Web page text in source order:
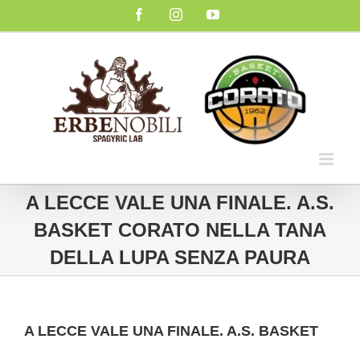
FacebookInstagramYouTube
A LECCE VALE UNA FINALE. A.S.
BASKET CORATO NELLA TANA
DELLA LUPA SENZA PAURA
A LECCE VALE UNA FINALE. A.S. BASKET